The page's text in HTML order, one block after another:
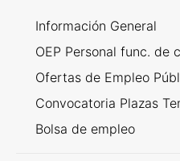
Información General
OEP Personal func. de
Ofertas de Empleo
Convocatoria Plazas
Bolsa de empleo